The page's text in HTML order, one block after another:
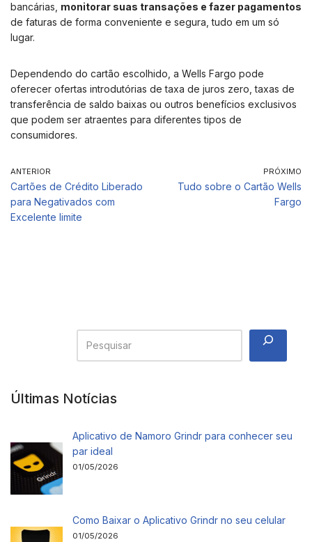
bancárias, monitorar suas transações e fazer pagamentos
de faturas de forma conveniente e segura, tudo em um só
lugar.
Dependendo do cartão escolhido, a Wells Fargo pode
oferecer ofertas introdutórias de taxa de juros zero, taxas de
transferência de saldo baixas ou outros benefícios exclusivos
que podem ser atraentes para diferentes tipos de
consumidores.
ANTERIOR
Cartões de Crédito Liberado
para Negativados com
Excelente limite
PRÓXIMO
Tudo sobre o Cartão Wells
Fargo
Últimas Notícias
Aplicativo de Namoro Grindr para conhecer seu
par ideal
01/05/2026
Como Baixar o Aplicativo Grindr no seu celular
01/05/2026